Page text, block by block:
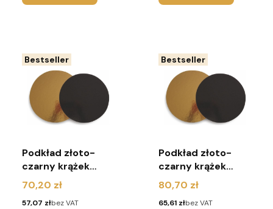
Bestseller
Podkład złoto-
czarny krążek
2400G r.32
(pakiet 10 sztuk)
Cena
70,20 zł
Cena
57,07 złbez VAT
Bestseller
Podkład złoto-
czarny krążek
2400G r.34
(pakiet 10 sztuk)
Cena
80,70 zł
Cena
65,61 złbez VAT